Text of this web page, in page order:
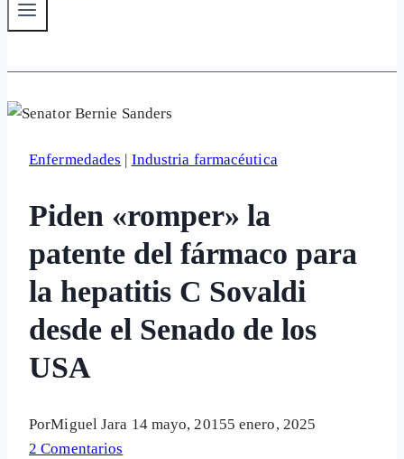
Enfermedades | Industria farmacéutica
Piden «romper» la
patente del fármaco para
la hepatitis C Sovaldi
desde el Senado de los
USA
PorMiguel Jara 14 mayo, 20155 enero, 2025
2 Comentarios